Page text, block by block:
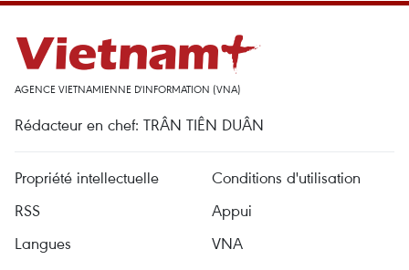
AGENCE VIETNAMIENNE D'INFORMATION (VNA)
Rédacteur en chef: TRÂN TIÊN DUÂN
Propriété intellectuelle
Conditions d'utilisation
RSS
Appui
Langues
VNA